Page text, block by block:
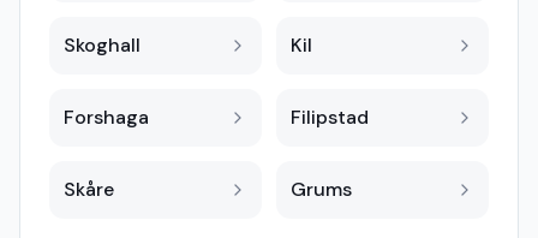
Skoghall Kil
Forshaga Filipstad
Skåre Grums